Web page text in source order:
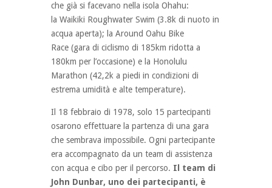
che già si facevano nella isola Ohahu:
la Waikiki Roughwater Swim (3.8k di nuoto in
acqua aperta); la Around Oahu Bike
Race (gara di ciclismo di 185km ridotta a
180km per l’occasione) e la Honolulu
Marathon (42,2k a piedi in condizioni di
estrema umidità e alte temperature).
Il 18 febbraio di 1978, solo 15 partecipanti
osarono effettuare la partenza di una gara
che sembrava impossibile. Ogni partecipante
era accompagnato da un team di assistenza
con acqua e cibo per il percorso. Il team di
John Dunbar, uno dei partecipanti, è